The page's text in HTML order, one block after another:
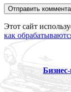
Этот сайт
как